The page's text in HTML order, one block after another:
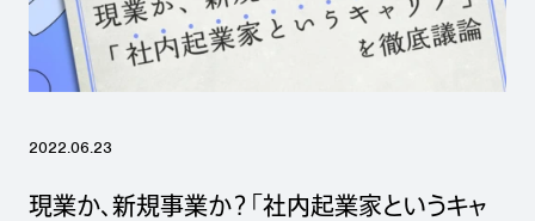
2022.06.23
現業か、新規事業か？「社内起業家というキャ